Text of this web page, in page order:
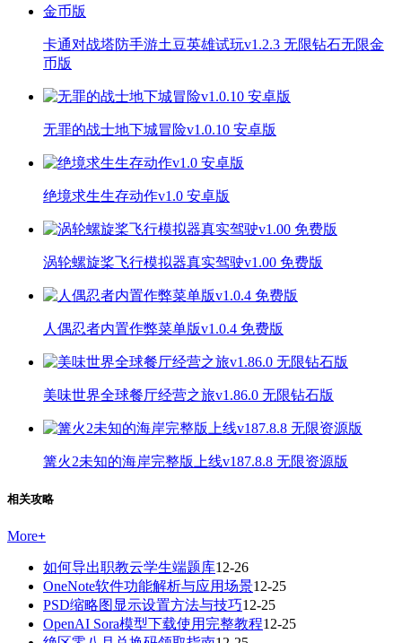
卡通对战塔防手游土豆英雄试玩v1.2.3 无限钻石无限金
币版
无罪的战士地下城冒险v1.0.10 安卓版
绝境求生生存动作v1.0 安卓版
涡轮螺旋桨飞行模拟器真实驾驶v1.00 免费版
人偶忍者内置作弊菜单版v1.0.4 免费版
美味世界全球餐厅经营之旅v1.86.0 无限钻石版
篝火2未知的海岸完整版上线v187.8.8 无限资源版
相关攻略
More+
如何导出职教云学生端题库12-26
OneNote软件功能解析与应用场景12-25
PSD缩略图显示设置方法与技巧12-25
OpenAI Sora模型下载使用完整教程12-25